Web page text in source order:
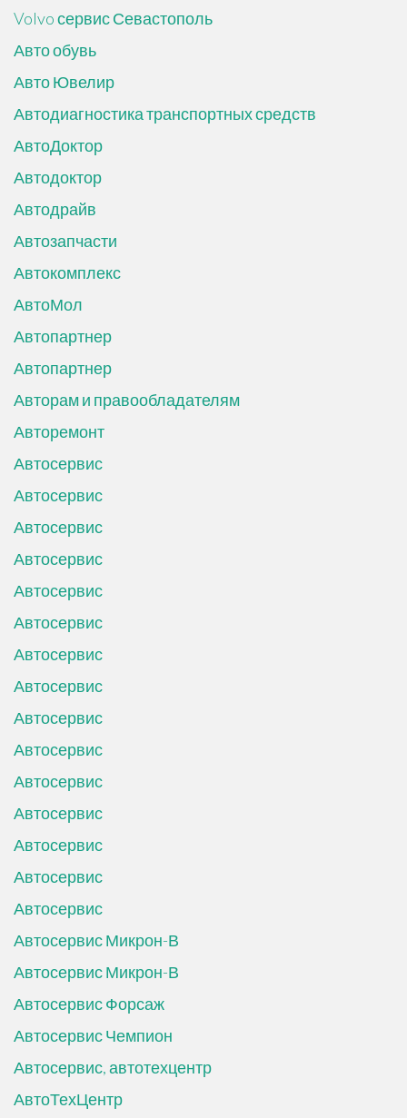
Volvo сервис Севастополь
Авто обувь
Авто Ювелир
Автодиагностика транспортных средств
АвтоДоктор
Автодоктор
Автодрайв
Автозапчасти
Автокомплекс
АвтоМол
Автопартнер
Автопартнер
Авторам и правообладателям
Авторемонт
Автосервис
Автосервис
Автосервис
Автосервис
Автосервис
Автосервис
Автосервис
Автосервис
Автосервис
Автосервис
Автосервис
Автосервис
Автосервис
Автосервис
Автосервис
Автосервис Микрон-В
Автосервис Микрон-В
Автосервис Форсаж
Автосервис Чемпион
Автосервис, автотехцентр
АвтоТехЦентр